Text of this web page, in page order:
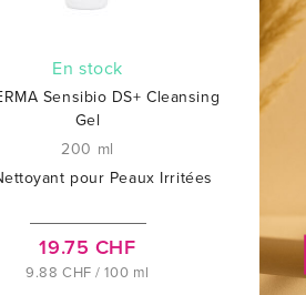
En stock
Sensibio DS+ Cleansing
Gel
200 ml
pour Peaux Irritées
19.75 CHF
9.88 CHF / 100 ml